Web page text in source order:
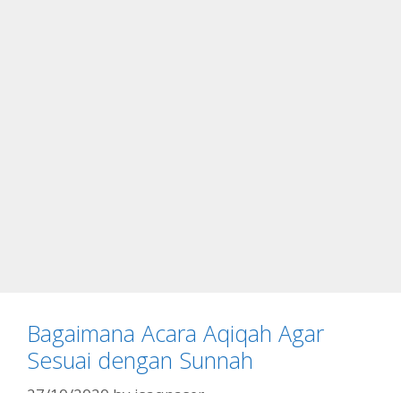
Bagaimana Acara Aqiqah Agar
Sesuai dengan Sunnah